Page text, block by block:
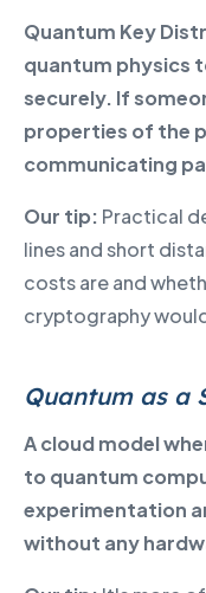
Quantum Key
quantum physics
securely. If
properties of the
communicating
Our tip: Practical
lines and short
costs are and
cryptography
Quantum as a
A cloud model
to quantum
experimentation
without any